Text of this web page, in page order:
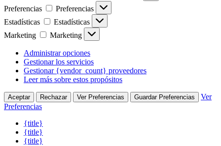
Preferencias
Preferencias
Estadísticas
Estadísticas
Marketing
Marketing
Administrar opciones
Gestionar los servicios
Gestionar {vendor_count} proveedores
Leer más sobre estos propósitos
Aceptar Rechazar Ver Preferencias Guardar Preferencias
Ver
Preferencias
{title}
{title}
{title}